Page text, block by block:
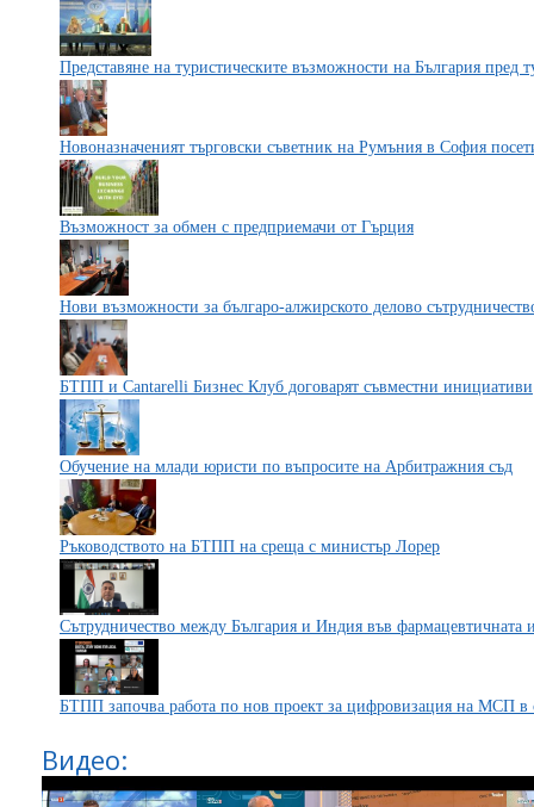
Представяне на туристическите възможности на България пред
Новоназначеният търговски съветник на Румъния в София
Възможност за обмен с предприемачи от Гърция
Нови възможности за българо-алжирското делово
БТПП и Cantarelli Бизнес Клуб договарят съвместни инициативи
Обучение на млади юристи по въпросите на Арбитражния съд
Ръководството на БТПП на среща с министър Лорер
Сътрудничество между България и Индия във фармацевтичната
БТПП започва работа по нов проект за цифровизация на МСП в
Видео: